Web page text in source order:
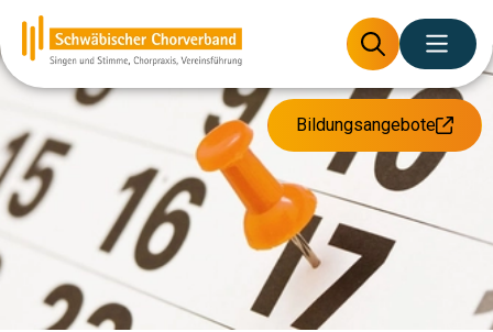
Bildungsangebote